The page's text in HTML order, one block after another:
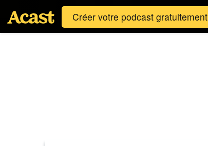
Créer votre podcast gratuitement